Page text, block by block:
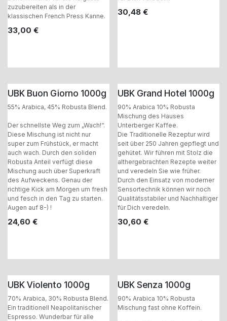
zuzubereiten als in der
klassischen French Press Kanne.
33,00 €
30,48€
UBK Buon Giorno 1000g
55% Arabica, 45% Robusta Blend.
Der schnellste Weg zum „Wach!“.
Diese Mischung ist nicht nur
super zum Frühstück, er macht
auch wach. Durch den soliden
Robusta Anteil verfügt diese
Mischung auch über Superkraft
des Aufweckens. Genau der
richtige Kick am Morgen um fresh
und fesch in den Tag zu starten.
Augen auf 8-) !
24,60 €
UBK Grand Hotel 1000g
90% Arabica 10% Robusta
Mischung des Hauses
Unterberger Kaffee.
Die Traditionelle Rezeptur wird
seit über 250 Jahren gepflegt und
gehütet. Wir führen mit Stolz die
althergebrachten Rezepte weiter
und veredeln Sie wie früher.
Durch den Einsatz von moderner
Sensortechnik können wir noch
Qualitätsstabiler und Nachhaltiger
für Dich veredeln.
30,60 €
UBK Violento 1000g
70% Arabica, 30% Robusta Blend.
Ein traditionell Neapolitanischer
Espresso. Wunderbar für alle
UBK Senza 1000g
90% Arabica 10% Robusta
Mischung fast ohne Koffein.